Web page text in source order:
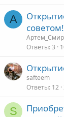
А
советом!
Ответы 3
safteem
Ответы 12
S